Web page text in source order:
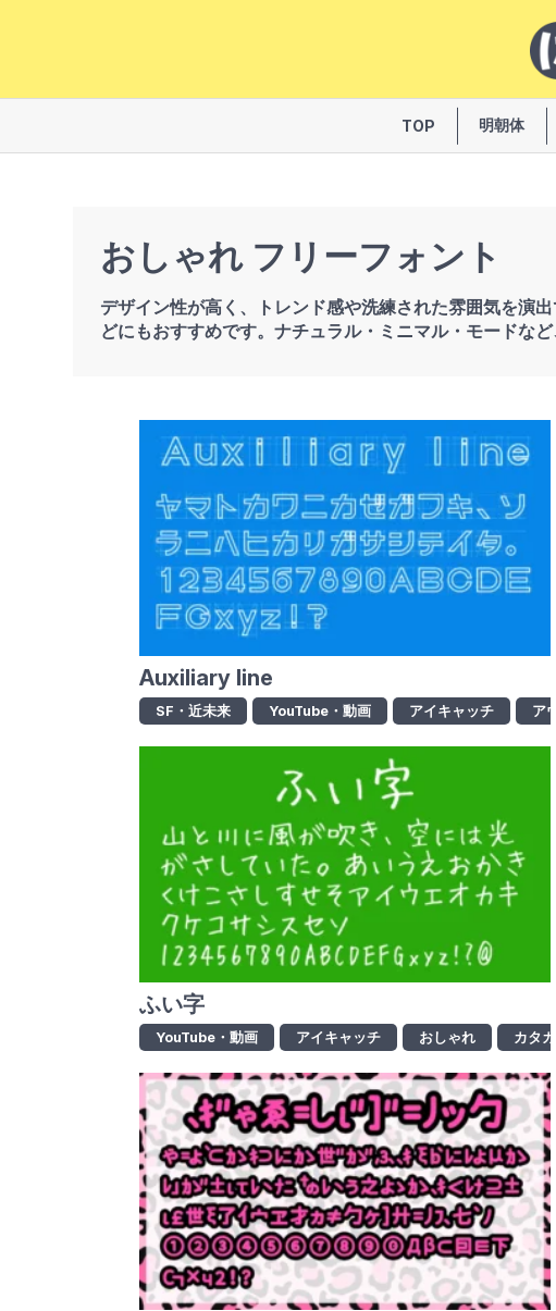
TOP 明朝体
おしゃれ フリーフォント
デザイン性が高く、トレンド感や洗練された雰囲気を演
どにもおすすめです。ナチュラル・ミニマル・モードな
Auxiliary line
SF・近未来 YouTube・動画 アイキャッチ ア
ふい字
YouTube・動画 アイキャッチ おしゃれ カタカ